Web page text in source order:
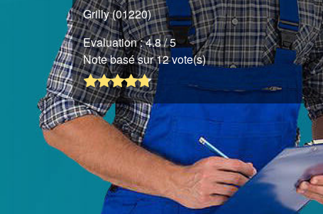
Grilly (01220)
Evaluation :4.8/ 5
Note basé sur 12 vote(s)